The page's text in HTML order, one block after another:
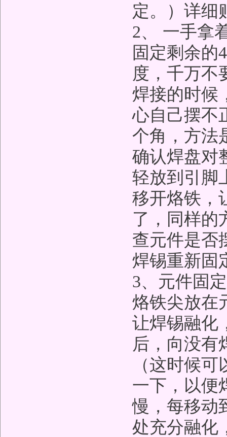
定。）详细
2、 一手拿
固定剩余的
度，千万不
焊接的时候
心自己摆不
个角，方法
确认焊盘对
轻放到引脚
移开烙铁，
了，同样的
查元件是否
焊锡重新固
3、元件固
烙铁尖放在
让焊锡融化
后，向没有
（这时候
一下，以便
慢，每移动
处充分融化